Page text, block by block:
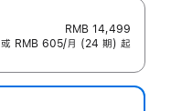
RMB 14,499
或 RMB 605/月 (24 期) 起